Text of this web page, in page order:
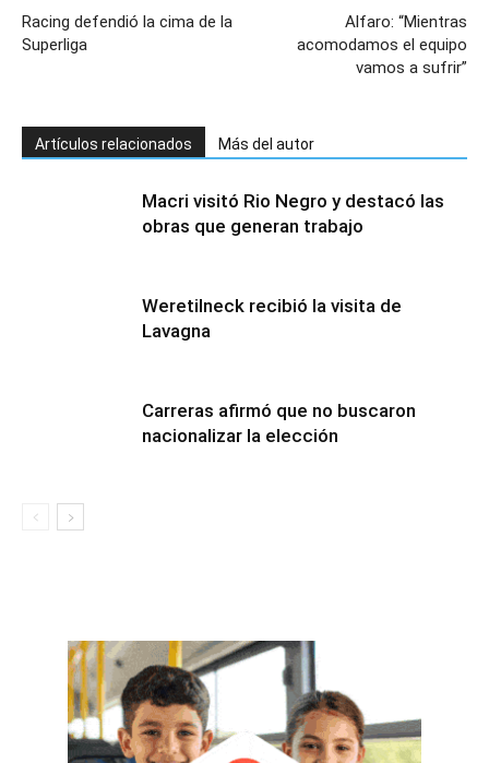
Racing defendió la cima de la
Superliga
Alfaro: “Mientras
acomodamos el equipo
vamos a sufrir”
Artículos relacionados Más del autor
Macri visitó Rio Negro y destacó las
obras que generan trabajo
Weretilneck recibió la visita de
Lavagna
Carreras afirmó que no buscaron
nacionalizar la elección